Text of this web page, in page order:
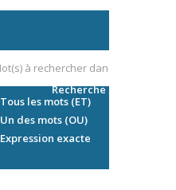
Tous les mots (ET)
Un des mots (OU)
Expression exacte
Recherche avancée